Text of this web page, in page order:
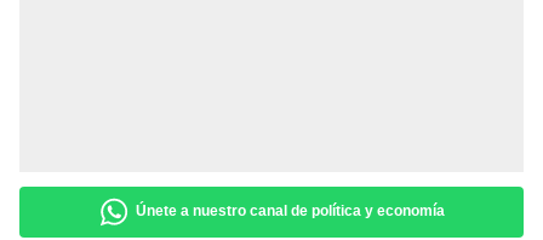
Únete a nuestro canal de política y economía